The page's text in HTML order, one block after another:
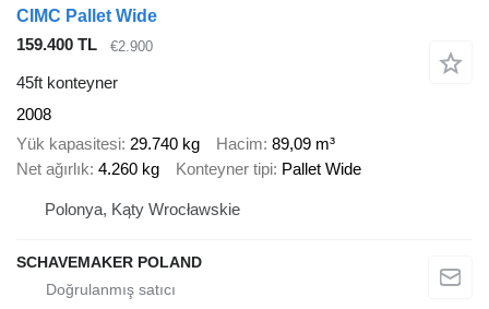
CIMC Pallet Wide
159.400 TL
€2.900
45ft konteyner
2008
Yük kapasitesi 29.740 kg Hacim 89,09 m³
Net ağırlık 4.260 kg Konteyner tipi Pallet Wide
Polonya, Kąty Wrocławskie
SCHAVEMAKER POLAND